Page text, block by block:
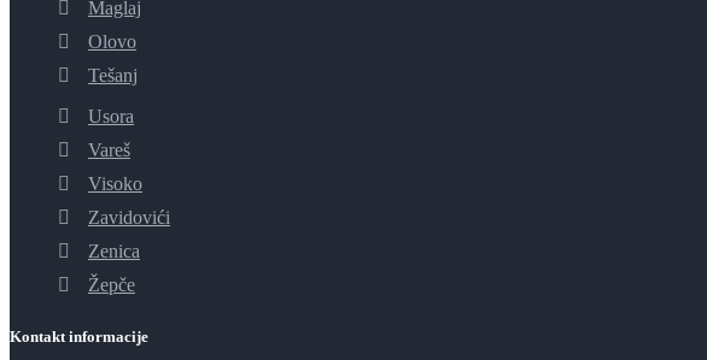
Maglaj
Olovo
Tešanj
Usora
Vareš
Visoko
Zavidovići
Zenica
Žepče
Kontakt informacije